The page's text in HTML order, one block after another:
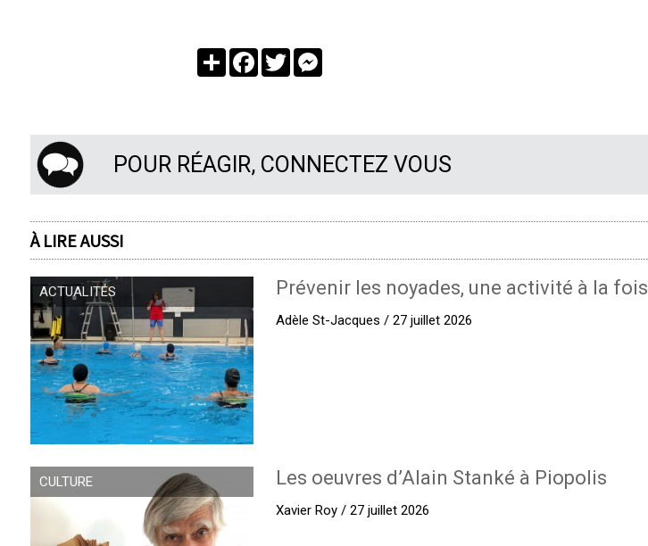
PartagerFacebook
TwitterMessenger
POUR RÉAGIR, CONNECTEZ VOUS
À LIRE AUSSI
ACTUALITÉS Prévenir les noyades, une activité à la fois
Adèle St-Jacques / 27 juillet 2026
CULTURE Les oeuvres d’Alain Stanké à Piopolis
Xavier Roy / 27 juillet 2026